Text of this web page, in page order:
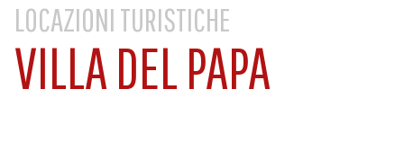
LOCAZIONI TURISTICHE
VILLA DEL PAPA